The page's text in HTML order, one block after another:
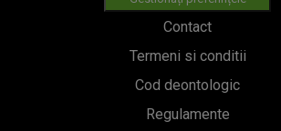
Contact
Termeni si conditii
Cod deontologic
Regulamente